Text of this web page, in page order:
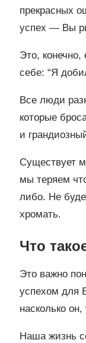
прекрасных
успех — Вы
Это, конечно,
себе: “Я
Все люди
которые
и
Существует
мы теряем
либо. Не
хромать.
Что
Это важно
успехом для
насколько
Наша жизнь